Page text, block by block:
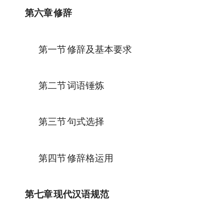
第六章修辞
第一节修辞及基本要求
第二节词语锤炼
第三节句式选择
第四节修辞格运用
第七章现代汉语规范